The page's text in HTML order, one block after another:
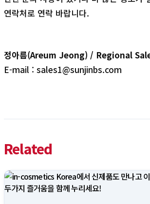
연락처로 연락 바랍니다.
정아름(Areum Jeong) / Regional
E-mail : sales1@sunjinbs.com
Related